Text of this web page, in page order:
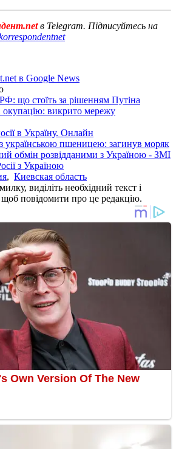
в Telegram. Підписуйтесь на
в Google News
що стоїть за рішенням Путіна
окупацію: викрито мережу
в Україну. Онлайн
українською пшеницею: загинув моряк
обмін розвідданими з Україною - ЗМІ
з Україною
, Киевская область
виділіть необхідний текст і
повідомити про це редакцію.